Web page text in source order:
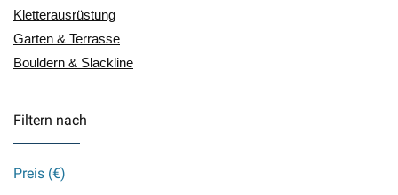
Kletterausrüstung
Garten & Terrasse
Bouldern & Slackline
Filtern nach
Preis (€)